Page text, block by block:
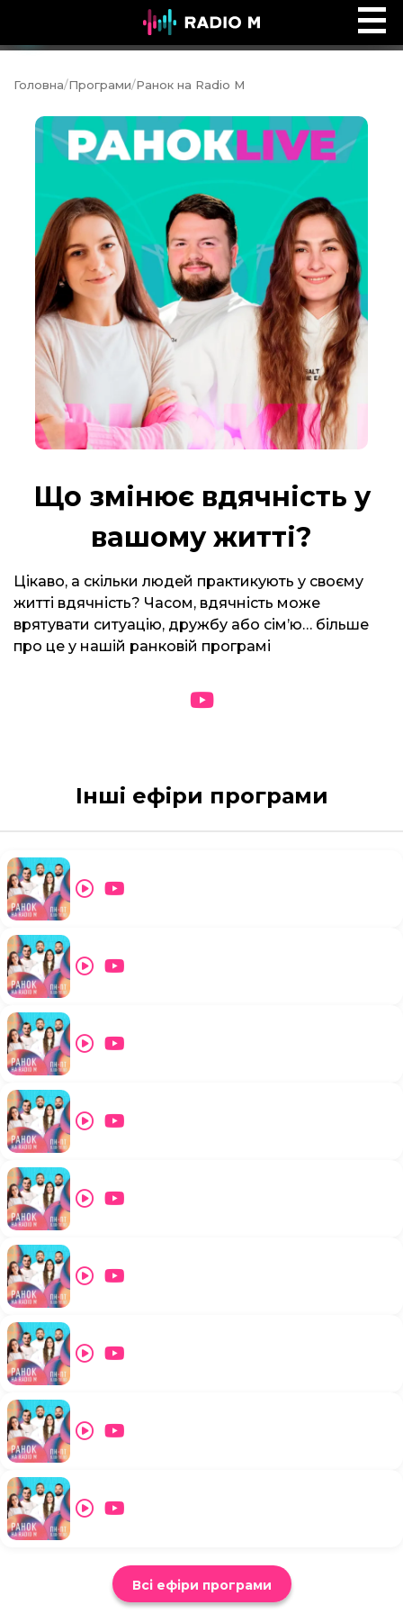
Сторінками Біблії
Головна/Програми/Ранок на Radio M
Що змінює вдячність у
вашому житті?
Цікаво, а скільки людей практикують у своєму
житті вдячність? Часом, вдячність може
врятувати ситуацію, дружбу або сім’ю… більше
про це у нашій ранковій програмі
Інші ефіри програми
Всі ефіри програми